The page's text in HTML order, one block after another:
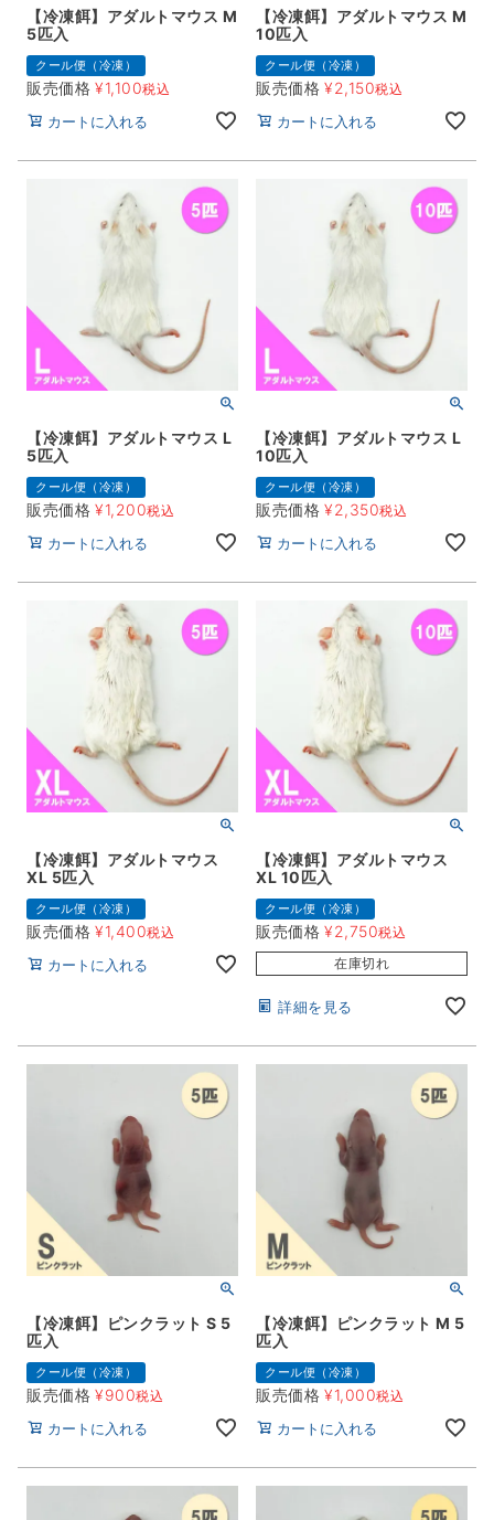
【冷凍餌】アダルトマウス M
5匹入
クール便（冷凍）
販売価格 ¥1,100税込
カートに入れる
【冷凍餌】アダルトマウス M
10匹入
クール便（冷凍）
販売価格 ¥2,150税込
カートに入れる
【冷凍餌】アダルトマウス L
5匹入
クール便（冷凍）
販売価格 ¥1,200税込
カートに入れる
【冷凍餌】アダルトマウス L
10匹入
クール便（冷凍）
販売価格 ¥2,350税込
カートに入れる
【冷凍餌】アダルトマウス
XL 5匹入
クール便（冷凍）
販売価格 ¥1,400税込
カートに入れる
【冷凍餌】アダルトマウス
XL 10匹入
クール便（冷凍）
販売価格 ¥2,750税込
在庫切れ
詳細を見る
【冷凍餌】ピンクラット S 5
匹入
クール便（冷凍）
販売価格 ¥900税込
カートに入れる
【冷凍餌】ピンクラット M 5
匹入
クール便（冷凍）
販売価格 ¥1,000税込
カートに入れる